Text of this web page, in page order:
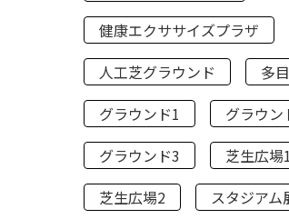
健康エクササイズプラザ
人工芝グラウンド
多
グラウンド1
グラウン
グラウンド3
芝生広場1
芝生広場2
スタジアム